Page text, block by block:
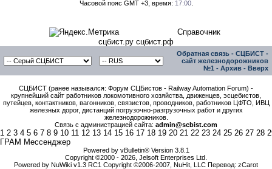
Часовой пояс GMT +3, время: 17:00.
Справочник
сцбист.ру сцбист.рф
Обратная связь - СЦБИСТ -
сайт железнодорожников
№1 - Архив - Вверх
СЦБИСТ (ранее назывался: Форум СЦБистов - Railway Automation Forum) -
крупнейший сайт работников локомотивного хозяйства, движенцев, эсцебистов,
путейцев, контактников, вагонников, связистов, проводников, работников ЦФТО, ИВЦ
железных дорог, дистанций погрузочно-разгрузочных работ и других
железнодорожников.
Связь с администрацией сайта: admin@scbist.com
1 2 3 4 5 6 7 8 9 10 11 12 13 14 15 16 17 18 19 20 21 22 23 24 25 26 27 28
ГРАМ Мессенджер
Powered by vBulletin® Version 3.8.1
Copyright ©2000 - 2026, Jelsoft Enterprises Ltd.
Powered by NuWiki v1.3 RC1 Copyright ©2006-2007, NuHit, LLC Перевод: zCarot